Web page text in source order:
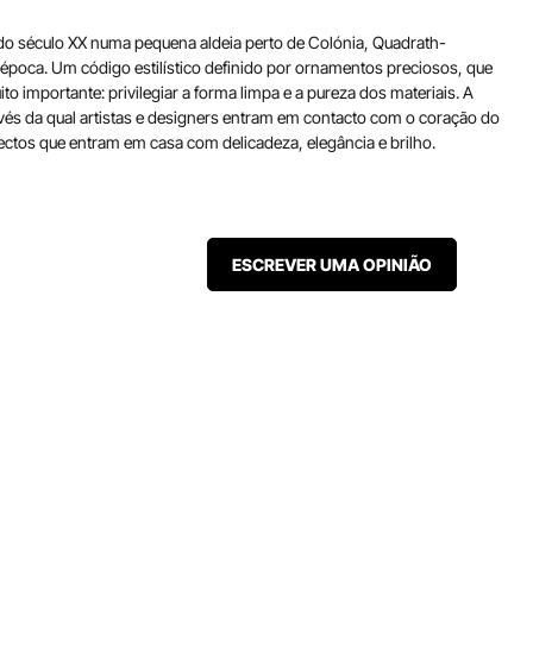
XX numa pequena aldeia perto de Colónia, Quadrath-
Um código estilístico definido por ornamentos preciosos, que
importante: privilegiar a forma limpa e a pureza dos materiais. A
da qual artistas e designers entram em contacto com o coração do
que entram em casa com delicadeza, elegância e brilho.
ESCREVER UMA OPINIÃO